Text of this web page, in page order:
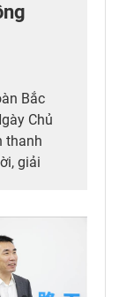
Bắc
Chủ
thanh
giải